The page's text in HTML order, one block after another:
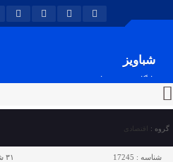
شباویز
پایگاه خبری شباویز
گروه : اقتصادی
شناسه : 17245 ۳۱ شهریور ۱۴۰۳ - ۲۰:۰۹